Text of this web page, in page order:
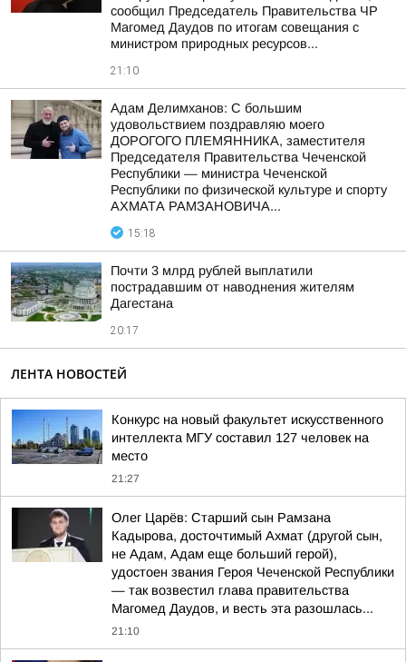
сообщил Председатель Правительства ЧР
Магомед Даудов по итогам совещания с
министром природных ресурсов...
21:10
Адам Делимханов: С большим
удовольствием поздравляю моего
ДОРОГОГО ПЛЕМЯННИКА, заместителя
Председателя Правительства Чеченской
Республики — министра Чеченской
Республики по физической культуре и спорту
АХМАТА РАМЗАНОВИЧА...
15:18
Почти 3 млрд рублей выплатили
пострадавшим от наводнения жителям
Дагестана
20:17
ЛЕНТА НОВОСТЕЙ
Конкурс на новый факультет искусственного
интеллекта МГУ составил 127 человек на
место
21:27
Олег Царёв: Старший сын Рамзана
Кадырова, досточтимый Ахмат (другой сын,
не Адам, Адам еще больший герой),
удостоен звания Героя Чеченской Республики
— так возвестил глава правительства
Магомед Даудов, и весть эта разошлась...
21:10